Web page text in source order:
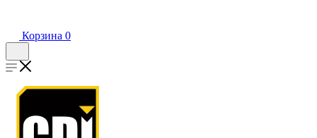
Корзина 0